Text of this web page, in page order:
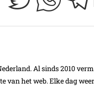
Al sinds 2010
van het web. Elke dag